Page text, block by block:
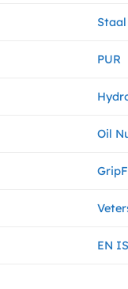
Staal
PUR
Oil
EN